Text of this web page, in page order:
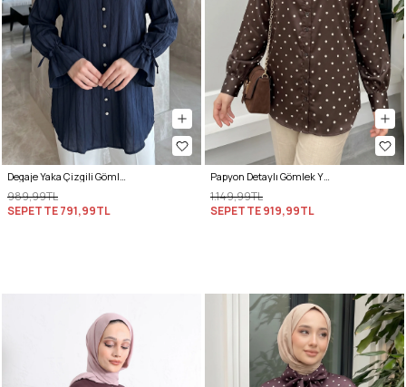
Degaje Yaka Çizgili Gömlek Y0121 - LACİVERT
989,99TL
SEPETTE791,99TL
Papyon Detaylı Gömlek Y0120 - KAHVE
1.149,99TL
SEPETTE919,99TL